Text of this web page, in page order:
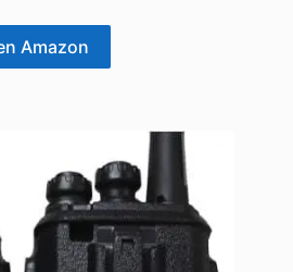
Amazon